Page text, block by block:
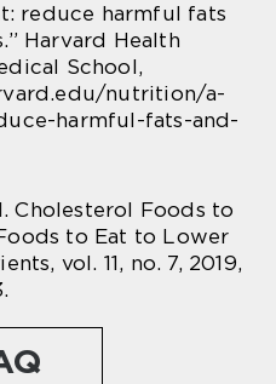
reduce harmful fats
Harvard Health
School,
nutrition/a-
harmful-fats-and-
Cholesterol Foods to
to Eat to Lower
vol. 11, no. 7, 2019,